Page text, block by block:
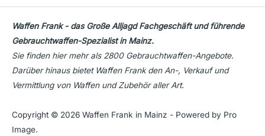
Waffen Frank - das Große Alljagd Fachgeschäft und führende
Gebrauchtwaffen-Spezialist in Mainz.
Sie finden hier mehr als 2800 Gebrauchtwaffen-Angebote.
Darüber hinaus bietet Waffen Frank den An-, Verkauf und
Vermittlung von Waffen und Zubehör aller Art.
Copyright © 2026 Waffen Frank in Mainz - Powered by Pro
Image.